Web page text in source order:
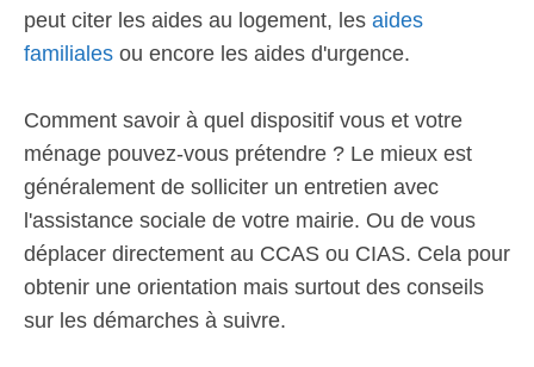
peut citer les aides au logement, les aides
familiales ou encore les aides d'urgence.
Comment savoir à quel dispositif vous et votre
ménage pouvez-vous prétendre ? Le mieux est
généralement de solliciter un entretien avec
l'assistance sociale de votre mairie. Ou de vous
déplacer directement au CCAS ou CIAS. Cela pour
obtenir une orientation mais surtout des conseils
sur les démarches à suivre.